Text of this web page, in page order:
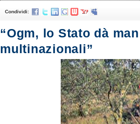
Condividi:
“Ogm, lo Stato dà
multinazionali”